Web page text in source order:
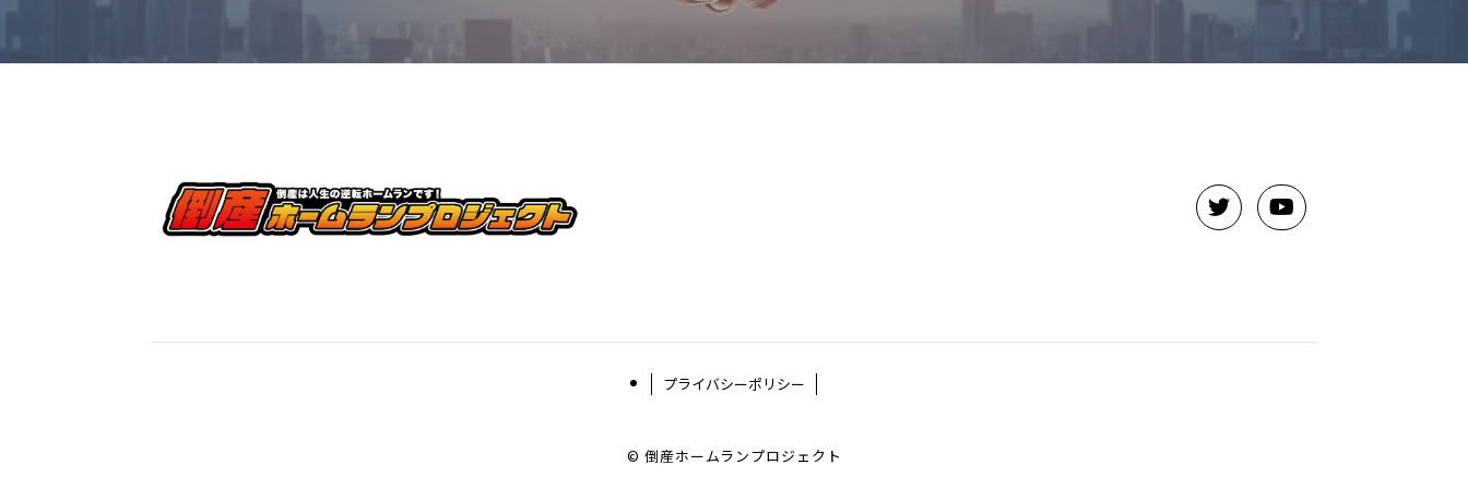
プライバシーポリシー
© 倒産ホームランプロジェクト